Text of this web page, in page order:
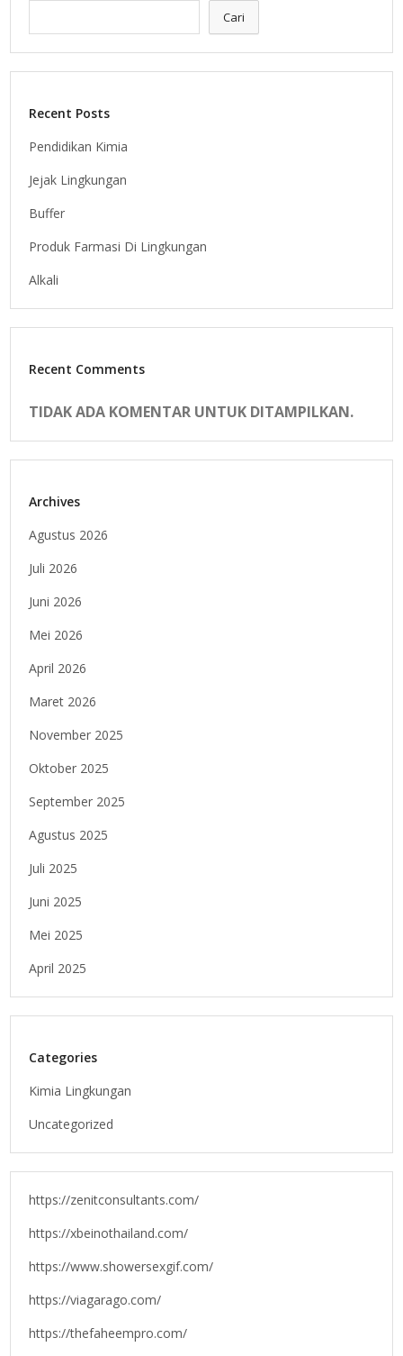
Cari
Recent Posts
Pendidikan Kimia
Jejak Lingkungan
Buffer
Produk Farmasi Di Lingkungan
Alkali
Recent Comments
TIDAK ADA KOMENTAR UNTUK DITAMPILKAN.
Archives
Agustus 2026
Juli 2026
Juni 2026
Mei 2026
April 2026
Maret 2026
November 2025
Oktober 2025
September 2025
Agustus 2025
Juli 2025
Juni 2025
Mei 2025
April 2025
Categories
Kimia Lingkungan
Uncategorized
https://zenitconsultants.com/
https://xbeinothailand.com/
https://www.showersexgif.com/
https://viagarago.com/
https://thefaheempro.com/